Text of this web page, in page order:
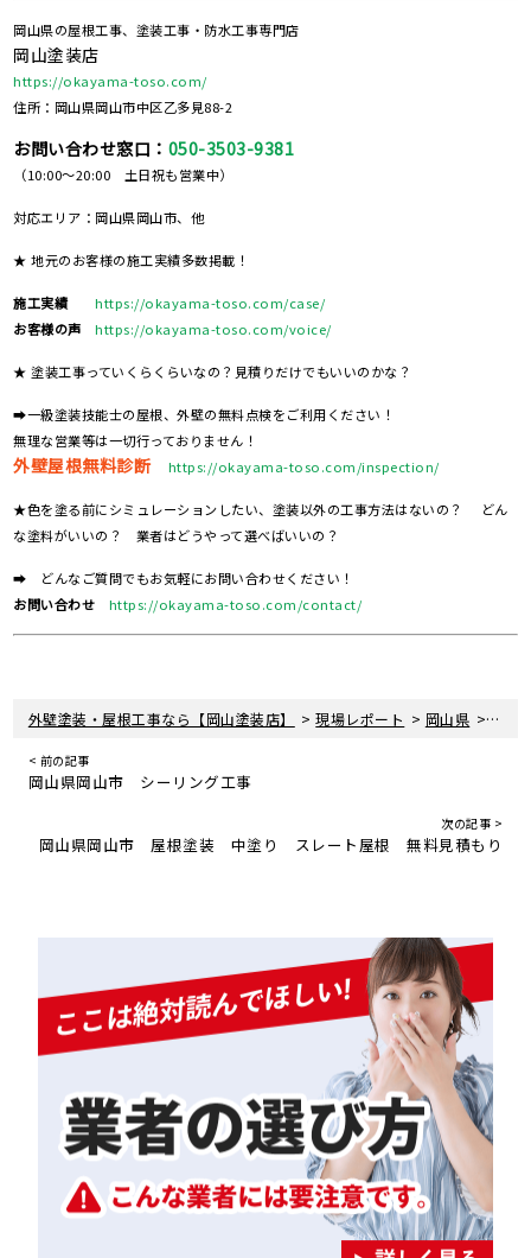
岡山県の屋根工事、塗装工事・防水工事専門店
岡山塗装店
https://okayama-toso.com/
住所：岡山県岡山市中区乙多見88-2
お問い合わせ窓口： 050-3503-9381
（10:00～20:00 土日祝も営業中）
対応エリア：岡山県岡山市、他
★ 地元のお客様の施工実績多数掲載！
施工実績
https://okayama-toso.com/case/
お客様の声
https://okayama-toso.com/voice/
★ 塗装工事っていくらくらいなの？見積りだけでもいいのかな？
➡一級塗装技能士の屋根、外壁の無料点検をご利用ください！
無理な営業等は一切行っておりません！
外壁屋根無料診断 https://okayama-toso.com/inspection/
★色を塗る前にシミュレーションしたい、塗装以外の工事方法はないの？ どん
な塗料がいいの？ 業者はどうやって選べばいいの？
➡ どんなご質問でもお気軽にお問い合わせください！
お問い合わせ
https://okayama-toso.com/contact/
外壁塗装・屋根工事なら【岡山塗装店】 >現場レポート > 岡山県 > 岡山
< 前の記事
岡山県岡山市 シーリング工事
次の記事 >
岡山県岡山市 屋根塗装 中塗り スレート屋根 無料見積もり